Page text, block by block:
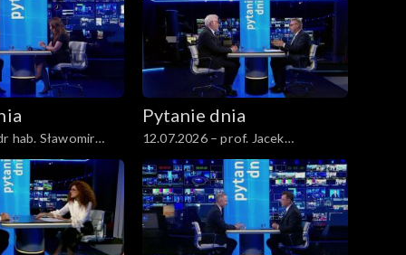
hab. Sławomir
Pytanie dnia
12.07.2026 – prof. Jacek
Czaputowicz